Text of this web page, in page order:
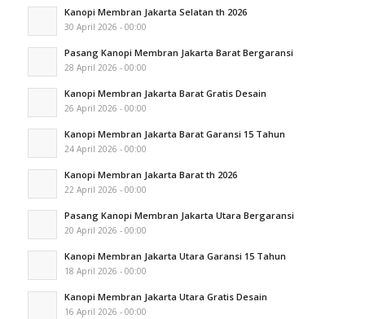
Kanopi Membran Jakarta Selatan th 2026
30 April 2026 - 00:00
Pasang Kanopi Membran Jakarta Barat Bergaransi
28 April 2026 - 00:00
Kanopi Membran Jakarta Barat Gratis Desain
26 April 2026 - 00:00
Kanopi Membran Jakarta Barat Garansi 15 Tahun
24 April 2026 - 00:00
Kanopi Membran Jakarta Barat th 2026
22 April 2026 - 00:00
Pasang Kanopi Membran Jakarta Utara Bergaransi
20 April 2026 - 00:00
Kanopi Membran Jakarta Utara Garansi 15 Tahun
18 April 2026 - 00:00
Kanopi Membran Jakarta Utara Gratis Desain
16 April 2026 - 00:00